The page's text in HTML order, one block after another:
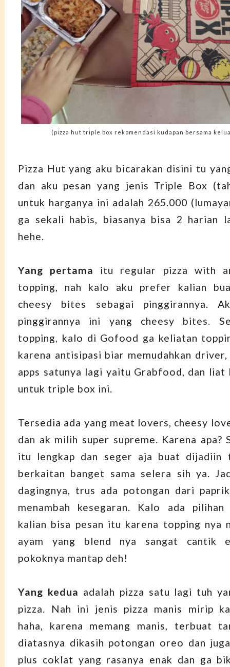
(pizza hut triple box rekomendasi kudapan bersama
Pizza Hut yang aku bicarakan disini tu
dan aku pesan yang jenis Triple Box
untuk harganya ini adalah 265.000
ga sekali habis, biasanya bisa 2 harian
hehe.
Yang pertama itu regular pizza with
topping, nah kalo aku prefer kalian
cheesy bites sebagai pinggirannya.
pinggirannya ini yang cheesy bites.
topping, kalo di Gofood ga keliatan
karena antisipasi biar memudahkan
apps satunya lagi yaitu Grabfood, dan
untuk triple box ini.
Tersedia ada yang meat lovers, cheesy
dan ak milih super supreme. Karena apa?
itu lengkap dan seger aja buat dijadiin
berkaitan banget sama selera sih ya.
dagingnya, trus ada potongan dari
menambah kesegaran. Kalo ada
kalian bisa pesan itu karena topping nya
ayam yang blend nya sangat cantik
pokoknya mantap deh!
Yang kedua adalah pizza satu lagi tuh
pizza. Nah ini jenis pizza manis mirip
haha, karena memang manis, terbuat
diatasnya dikasih potongan oreo dan
plus coklat yang rasanya enak dan ga